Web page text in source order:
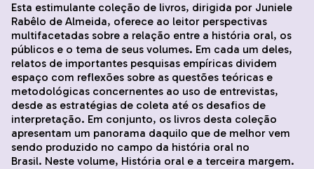
Esta estimulante coleção de livros, dirigida por Juniele
Rabêlo de Almeida, oferece ao leitor perspectivas
multifacetadas sobre a relação entre a história oral, os
públicos e o tema de seus volumes. Em cada um deles,
relatos de importantes pesquisas empíricas dividem
espaço com reflexões sobre as questões teóricas e
metodológicas concernentes ao uso de entrevistas,
desde as estratégias de coleta até os desafios de
interpretação. Em conjunto, os livros desta coleção
apresentam um panorama daquilo que de melhor vem
sendo produzido no campo da história oral no
Brasil. Neste volume, História oral e a terceira margem.